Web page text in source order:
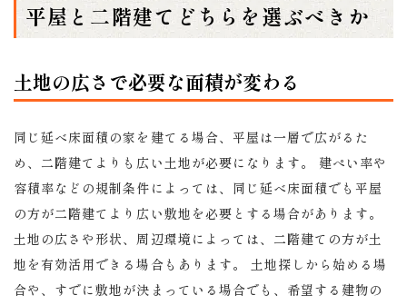
平屋と二階建てどちらを選ぶべきか
土地の広さで必要な面積が変わる
同じ延べ床面積の家を建てる場合、平屋は一層で広がるた
め、二階建てよりも広い土地が必要になります。 建ぺい率や
容積率などの規制条件によっては、同じ延べ床面積でも平屋
の方が二階建てより広い敷地を必要とする場合があります。
土地の広さや形状、周辺環境によっては、二階建ての方が土
地を有効活用できる場合もあります。 土地探しから始める場
合や、すでに敷地が決まっている場合でも、希望する建物の